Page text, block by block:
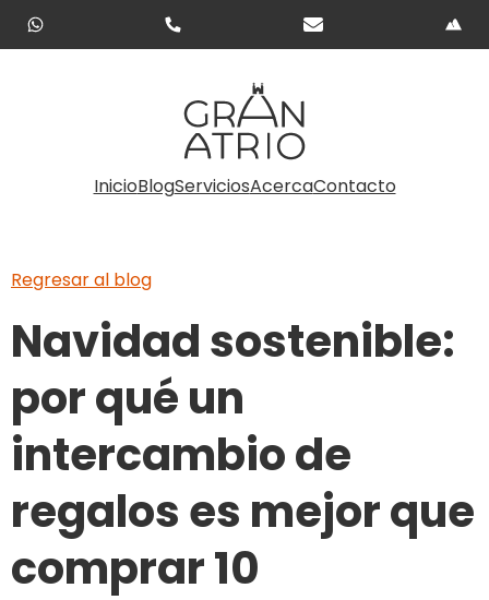
InicioBlogServiciosAcercaContacto
Regresar al blog
Navidad sostenible:
por qué un
intercambio de
regalos es mejor que
comprar 10